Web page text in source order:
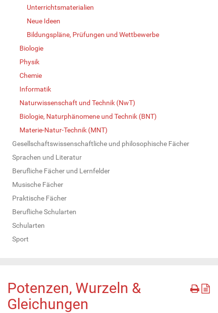
Unterrichtsmaterialien
Neue Ideen
Bildungspläne, Prüfungen und Wettbewerbe
Biologie
Physik
Chemie
Informatik
Naturwissenschaft und Technik (NwT)
Biologie, Naturphänomene und Technik (BNT)
Materie-Natur-Technik (MNT)
Gesellschaftswissenschaftliche und philosophische Fächer
Sprachen und Literatur
Berufliche Fächer und Lernfelder
Musische Fächer
Praktische Fächer
Berufliche Schularten
Schularten
Sport
Potenzen, Wurzeln &
Gleichungen